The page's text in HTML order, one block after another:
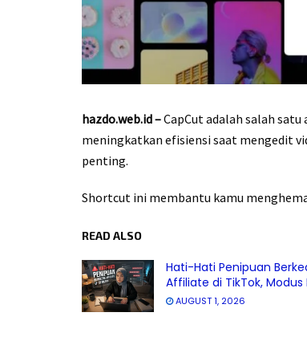
hazdo.web.id –CapCut adalah salah
meningkatkan efisiensi saat mengedit
penting.
Shortcut ini membantu kamu
READ ALSO
Hati-Hati Penipuan
Affiliate di TikTok, Modus
AUGUST 1, 2026